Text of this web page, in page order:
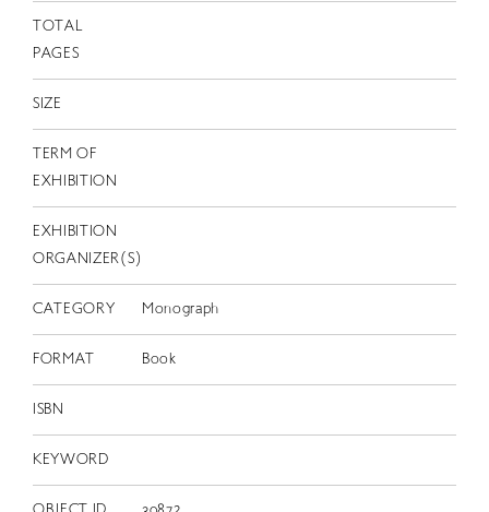
TOTAL
PAGES
SIZE
TERM OF
EXHIBITION
EXHIBITION
ORGANIZER(S)
CATEGORY Monograph
FORMAT Book
ISBN
KEYWORD